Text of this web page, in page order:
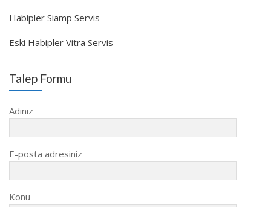
Habipler Siamp Servis
Eski Habipler Vitra Servis
Talep Formu
Adınız
E-posta adresiniz
Konu